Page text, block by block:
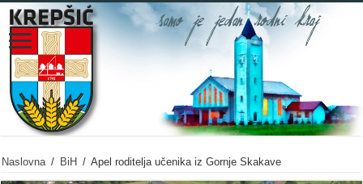
Naslovna / BiH / Apel roditelja učenika iz Gornje Skakave